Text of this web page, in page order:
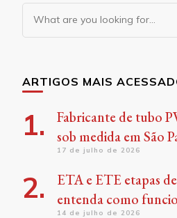
Looking
for
ARTIGOS MAIS
Fabricante de tubo
sob medida em São
17 de julho de 2026
ETA e ETE etapas
entenda como
14 de julho de 2026